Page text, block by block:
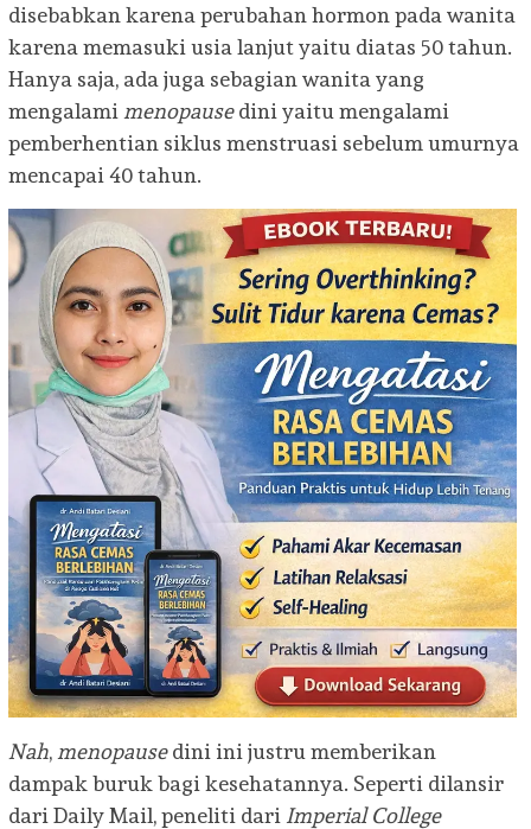
disebabkan karena perubahan hormon pada wanita
karena memasuki usia lanjut yaitu diatas 50 tahun.
Hanya saja, ada juga sebagian wanita yang
mengalami menopausedini yaitu mengalami
pemberhentian siklus menstruasi sebelum umurnya
mencapai 40 tahun.
Nah, menopausedini ini justru memberikan
dampak buruk bagi kesehatannya. Seperti dilansir
dari Daily Mail, peneliti dari Imperial College